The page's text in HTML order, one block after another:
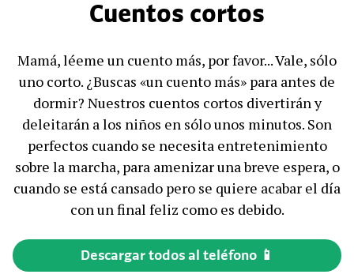
Cuentos cortos
Mamá, léeme un cuento más, por favor... Vale, sólo
uno corto. ¿Buscas «un cuento más» para antes de
dormir? Nuestros cuentos cortos divertirán y
deleitarán a los niños en sólo unos minutos. Son
perfectos cuando se necesita entretenimiento
sobre la marcha, para amenizar una breve espera, o
cuando se está cansado pero se quiere acabar el día
con un final feliz como es debido.
Descargar todos al teléfono 📱